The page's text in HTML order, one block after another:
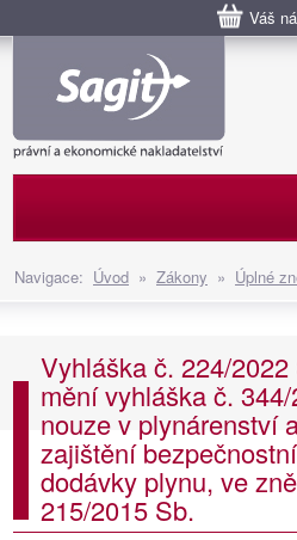
Váš
Navigace: Úvod » Zákony » Úplné
Vyhláška č. 224/
mění vyhláška č.
nouze v plynárenství
zajištění
dodávky plynu, ve
215/2015 Sb.